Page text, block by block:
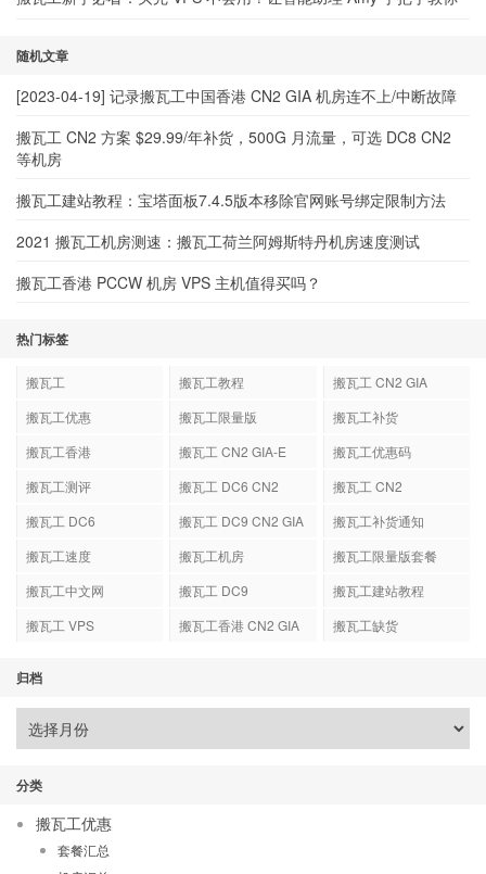
随机文章
[2023-04-19] 记录搬瓦工中国香港 CN2 GIA 机房连不上/中断故障
搬瓦工 CN2 方案 $29.99/年补货，500G 月流量，可选 DC8 CN2
等机房
搬瓦工建站教程：宝塔面板7.4.5版本移除官网账号绑定限制方法
2021 搬瓦工机房测速：搬瓦工荷兰阿姆斯特丹机房速度测试
搬瓦工香港 PCCW 机房 VPS 主机值得买吗？
热门标签
搬瓦工 搬瓦工教程
搬瓦工 CN2 GIA
搬瓦工优惠
搬瓦工限量版
搬瓦工补货
搬瓦工香港
搬瓦工 CN2 GIA-E
搬瓦工优惠码
搬瓦工测评
搬瓦工 DC6 CN2
搬瓦工 CN2
搬瓦工 DC6
搬瓦工 DC9 CN2 GIA
搬瓦工补货通知
搬瓦工速度
搬瓦工机房
搬瓦工限量版套餐
搬瓦工中文网
搬瓦工 DC9
搬瓦工建站教程
搬瓦工 VPS
搬瓦工香港 CN2 GIA 搬瓦工缺货
归档
分类
搬瓦工优惠
套餐汇总